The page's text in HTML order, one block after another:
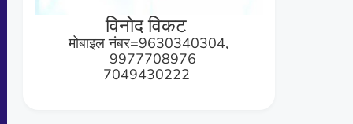
विनोद विकट
मोबाइल नंबर=9630340304,
9977708976
7049430222